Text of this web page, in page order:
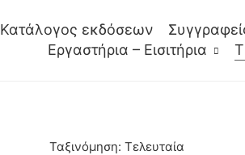
Κατάλογος εκδόσεων
Εργαστήρια – Εισιτήρια
Ταξινόμηση: Τελευταία